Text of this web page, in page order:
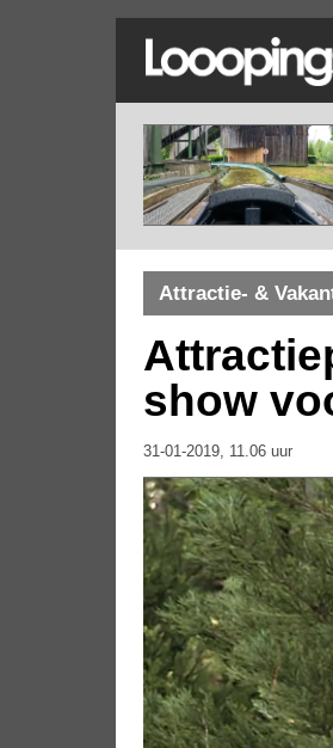
Attractie- &
show
31-01-2019, 11.06 uur